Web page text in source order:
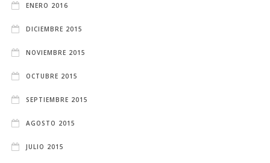
ENERO 2016
DICIEMBRE 2015
NOVIEMBRE 2015
OCTUBRE 2015
SEPTIEMBRE 2015
AGOSTO 2015
JULIO 2015